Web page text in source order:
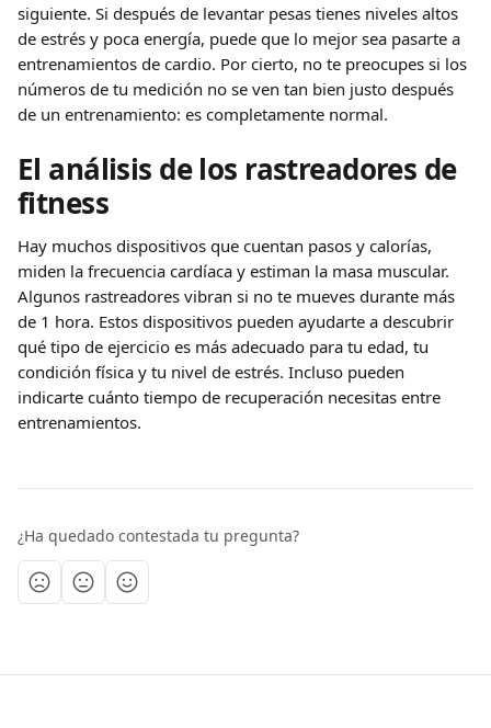
siguiente. Si después de levantar pesas tienes niveles altos
de estrés y poca energía, puede que lo mejor sea pasarte a
entrenamientos de cardio. Por cierto, no te preocupes si los
números de tu medición no se ven tan bien justo después
de un entrenamiento: es completamente normal.
El análisis de los rastreadores de
fitness
Hay muchos dispositivos que cuentan pasos y calorías,
miden la frecuencia cardíaca y estiman la masa muscular.
Algunos rastreadores vibran si no te mueves durante más
de 1 hora. Estos dispositivos pueden ayudarte a descubrir
qué tipo de ejercicio es más adecuado para tu edad, tu
condición física y tu nivel de estrés. Incluso pueden
indicarte cuánto tiempo de recuperación necesitas entre
entrenamientos.
¿Ha quedado contestada tu pregunta?